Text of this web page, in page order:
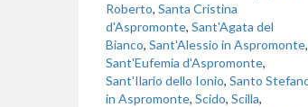
Roberto, Santa Cristina
d'Aspromonte, Sant'Agata del
Bianco, Sant'Alessio in Aspromonte,
Sant'Eufemia d'Aspromonte,
Sant'Ilario dello Ionio, Santo
in Aspromonte, Scido, Scilla,